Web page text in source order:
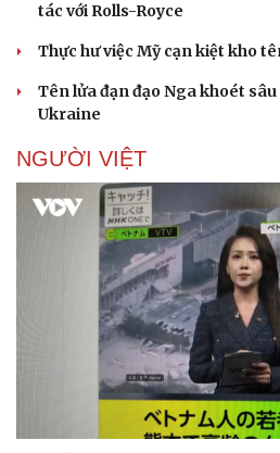
Doanh nghiệp
Thông tin doanh nghiệp
Doanh nghiệp 24h
Doanh nhân
Vì cộng đồng
tác với Rolls-Royce
Thực hư việc Mỹ cạn kiệt kho
Tên lửa đạn đạo Nga khoét
Ukraine
NGƯỜI VIỆT